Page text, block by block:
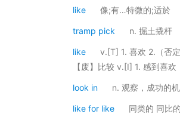
like 像;有…特微的;适於
tramp pick n. 掘土撬杆
like
v.[T] 1. 喜欢 2.（否
【废】比较 v.[I] 1. 感到喜欢
look in n. 观察，成功的
like for like 同类的 同比